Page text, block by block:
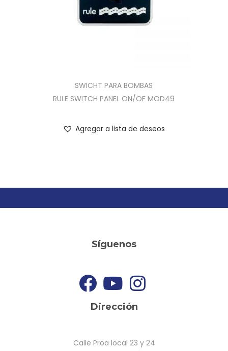
SWICHT PARA BOMBAS
RULE SWITCH PANEL ON/OF MOD49
Agregar a lista de deseos
Síguenos
Dirección
Calle Proa local 23 y 24